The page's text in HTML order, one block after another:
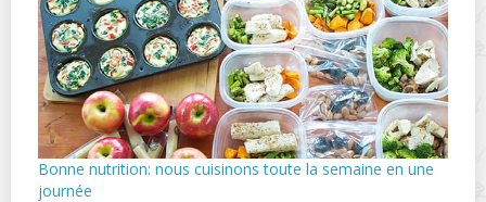
Bonne nutrition: nous cuisinons toute la semaine en une
journée